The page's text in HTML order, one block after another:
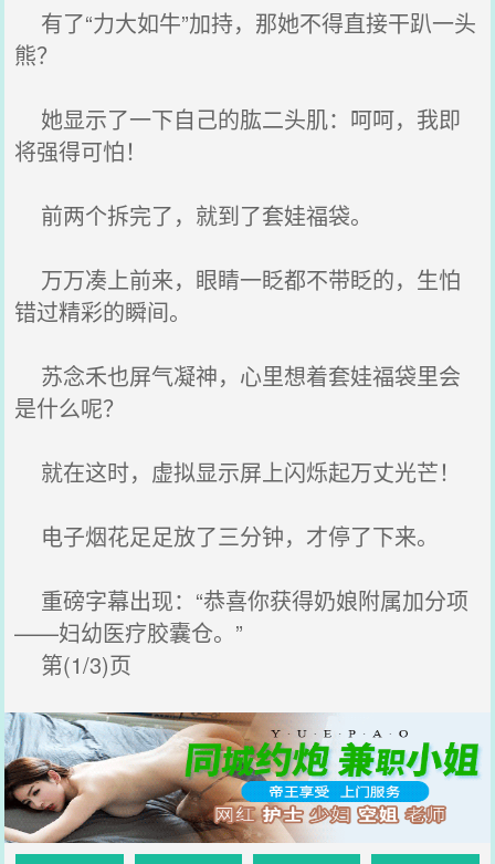
有了“力大如牛”加持，那她不得直接干趴一头
熊？
她显示了一下自己的肱二头肌：呵呵，我即
将强得可怕！
前两个拆完了，就到了套娃福袋。
万万凑上前来，眼睛一眨都不带眨的，生怕
错过精彩的瞬间。
苏念禾也屏气凝神，心里想着套娃福袋里会
是什么呢？
就在这时，虚拟显示屏上闪烁起万丈光芒！
电子烟花足足放了三分钟，才停了下来。
重磅字幕出现：“恭喜你获得奶娘附属加分项
——妇幼医疗胶囊仓。”
第(1/3)页